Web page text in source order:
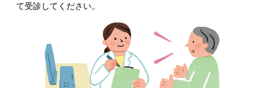
て受診してください。